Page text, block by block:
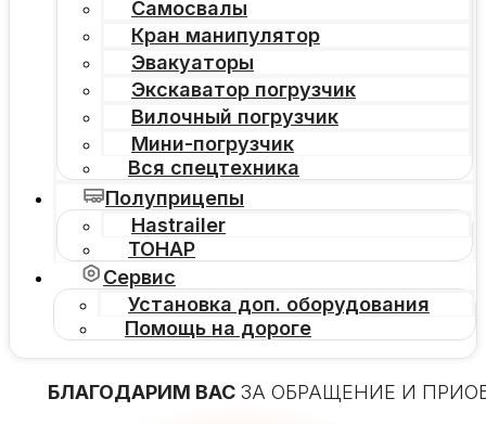
Самосвалы
Кран манипулятор
Эвакуаторы
Экскаватор погрузчик
Вилочный погрузчик
Мини-погрузчик
Вся спецтехника
Полуприцепы
Hastrailer
ТОНАР
Сервис
Установка доп. оборудования
Помощь на дороге
БЛАГОДАРИМ ВАСЗА ОБРАЩЕНИЕ И